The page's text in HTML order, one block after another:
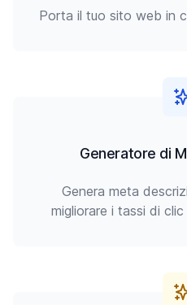
Porta il tuo sito web in
Generatore di
Genera meta
migliorare i tassi di